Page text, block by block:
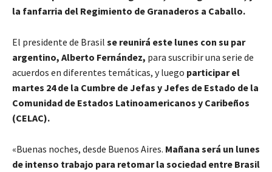
la fanfarria del Regimiento de Granaderos a Caballo.
El presidente de Brasil se reunirá este lunes con su par
argentino, Alberto Fernández, para suscribir una serie de
acuerdos en diferentes temáticas, y luego participar el
martes 24 de la Cumbre de Jefas y Jefes de Estado de la
Comunidad de Estados Latinoamericanos y Caribeños
(CELAC).
«Buenas noches, desde Buenos Aires. Mañana será un lunes
de intenso trabajo para retomar la sociedad entre Brasil